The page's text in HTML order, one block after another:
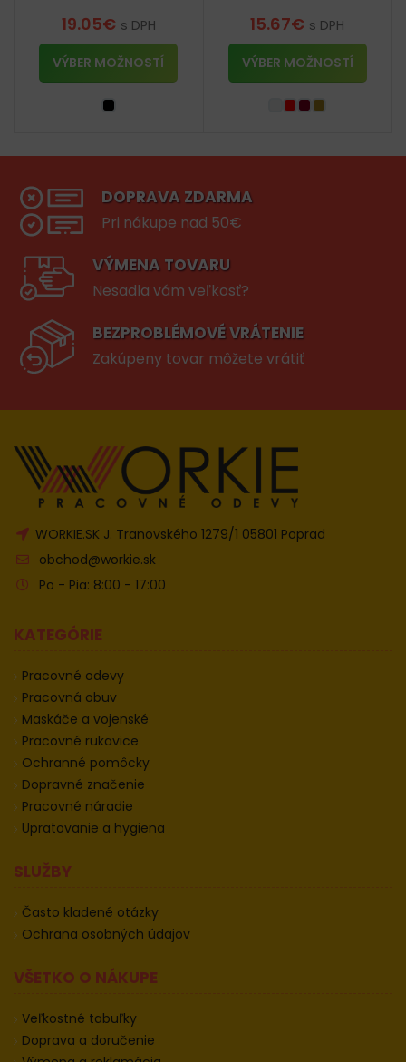
19.05€ s DPH
VÝBER MOŽNOSTÍ
15.67€ s DPH
VÝBER MOŽNOSTÍ
DOPRAVA ZDARMA
Pri nákupe nad 50€
VÝMENA TOVARU
Nesadla vám veľkosť?
BEZPROBLÉMOVÉ VRÁTENIE
Zakúpeny tovar môžete vrátiť
WORKIE.SK J. Tranovského 1279/1 05801 Poprad
obchod@workie.sk
Po - Pia: 8:00 - 17:00
KATEGÓRIE
Pracovné odevy
Pracovná obuv
Maskáče a vojenské
Pracovné rukavice
Ochranné pomôcky
Dopravné značenie
Pracovné náradie
Upratovanie a hygiena
SLUŽBY
Často kladené otázky
Ochrana osobných údajov
VŠETKO O NÁKUPE
Veľkostné tabuľky
Doprava a doručenie